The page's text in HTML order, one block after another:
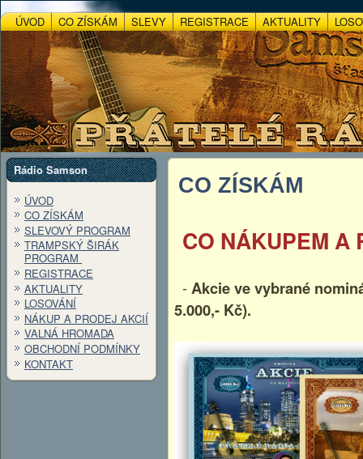
ÚVOD CO ZÍSKÁM SLEVY REGISTRACE AKTUALITY
Rádio Samson
ÚVOD
CO ZÍSKÁM
SLEVOVÝ PROGRAM
TRAMPSKÝ ŠIRÁK
PROGRAM
REGISTRACE
AKTUALITY
LOSOVÁNÍ
NÁKUP A PRODEJ AKCIÍ
VALNÁ HROMADA
OBCHODNÍ PODMÍNKY
KONTAKT
CO ZÍSKÁM
CO NÁKUPEM A
-Akcie ve vybrané
5.000,- Kč).